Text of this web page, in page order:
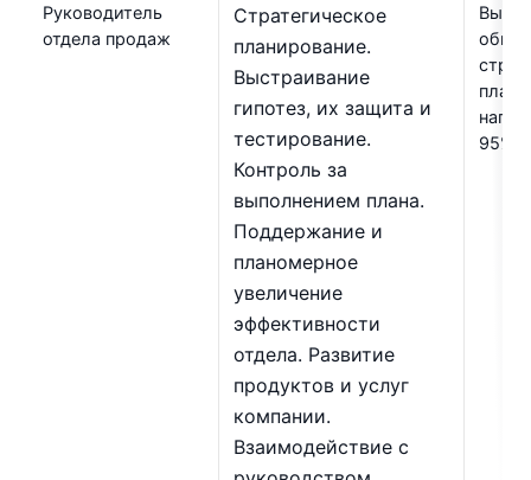
Руководитель
отдела продаж
Стратегическое
планирование.
Выстраивание
гипотез, их защита и
тестирование.
Контроль за
выполнением плана.
Поддержание и
планомерное
увеличение
эффективности
отдела. Развитие
продуктов и услуг
компании.
Взаимодействие с
95%.